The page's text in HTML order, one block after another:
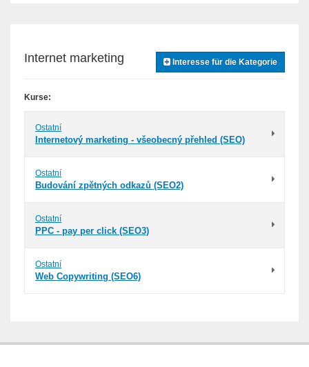
Interesse für die Kategorie
Internet marketing
Kurse:
Ostatní
Internetový marketing - všeobecný přehled (SEO)
Ostatní
Budování zpětných odkazů (SEO2)
Ostatní
PPC - pay per click (SEO3)
Ostatní
Web Copywriting (SEO6)